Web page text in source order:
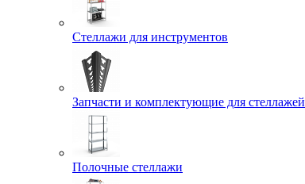
Стеллажи для инструментов
Запчасти и комплектующие для стеллажей
Полочные стеллажи